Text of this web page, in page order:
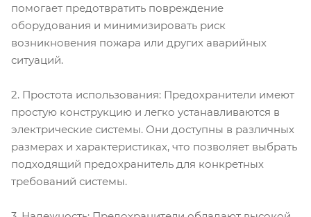
помогает предотвратить повреждение
оборудования и минимизировать риск
возникновения пожара или других аварийных
ситуаций.
2. Простота использования: Предохранители имеют
простую конструкцию и легко устанавливаются в
электрические системы. Они доступны в различных
размерах и характеристиках, что позволяет выбрать
подходящий предохранитель для конкретных
требований системы.